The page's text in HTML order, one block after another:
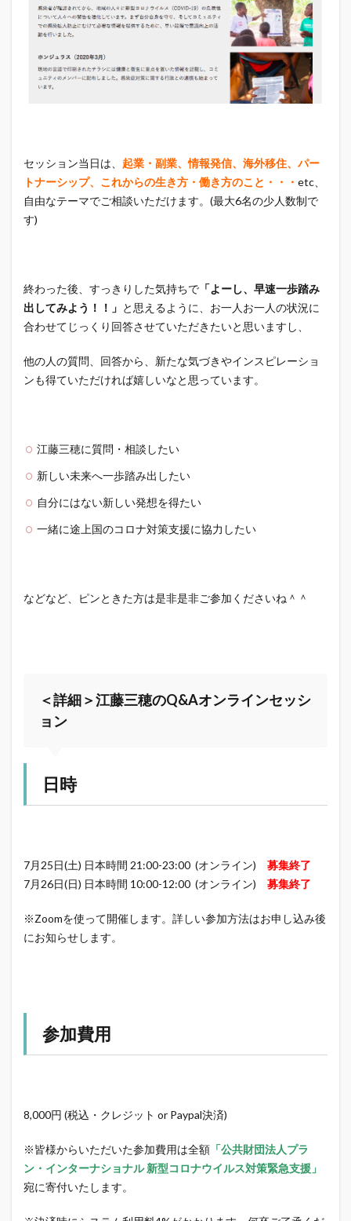
セッション当日は、 起業・副業、情報発信、海外移住、パー
トナーシップ、これからの生き方・働き方のこと・・・ etc、
自由なテーマでご相談いただけます。(最大6名の少人数制で
す)
終わった後、すっきりした気持ちで 「よーし、早速一歩踏み
出してみよう！！」 と思えるように、お一人お一人の状況に
合わせてじっくり回答させていただきたいと思いますし、
他の人の質問、回答から、新たな気づきやインスピレーショ
ンも得ていただければ嬉しいなと思っています。
江藤三穂に質問・相談したい
新しい未来へ一歩踏み出したい
自分にはない新しい発想を得たい
一緒に途上国のコロナ対策支援に協力したい
などなど、ピンときた方は是非是非ご参加くださいね＾＾
＜詳細＞江藤三穂のQ&Aオンラインセッシ
ョン
日時
7月25日(土) 日本時間 21:00-23:00 (オンライン) 募集終了
7月26日(日) 日本時間 10:00-12:00 (オンライン) 募集終了
※Zoomを使って開催します。詳しい参加方法はお申し込み後
にお知らせします。
参加費用
8,000円 (税込・クレジット or Paypal決済)
※皆様からいただいた参加費用は全額 「公共財団法人プラ
ン・インターナショナル 新型コロナウイルス対策緊急支援」
宛に寄付いたします。